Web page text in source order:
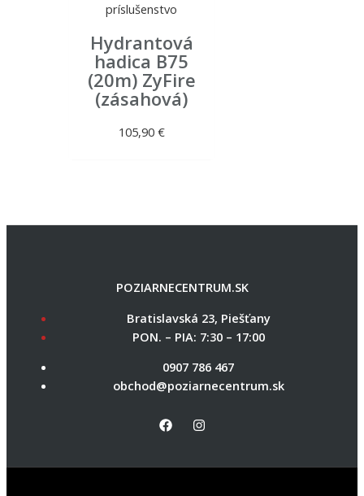
príslušenstvo
Hydrantová
hadica B75
(20m) ZyFire
(zásahová)
105,90 €
POZIARNECENTRUM.SK
Bratislavská 23, Piešťany
PON. – PIA: 7:30 – 17:00
0907 786 467
obchod@poziarnecentrum.sk